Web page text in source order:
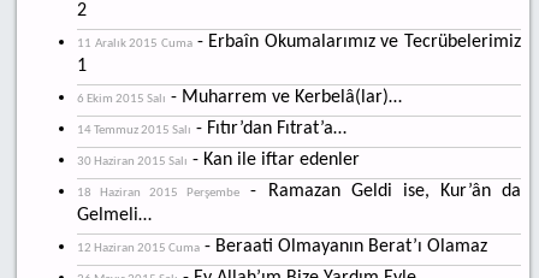
2
11 Aralık 2015 Cuma- Erbaîn Okumalarımız ve Tecrübelerimiz
1
6 Ekim 2015 Salı - Muharrem ve Kerbelâ(lar)…
14 Temmuz 2015 Salı - Fıtır’dan Fıtrat’a…
30 Haziran 2015 Salı - Kan ile iftar edenler
18 Haziran 2015 Perşembe
- Ramazan Geldi ise, Kur’ân da
Gelmeli…
12 Haziran 2015 Cuma - Beraati Olmayanın Berat’ı Olamaz